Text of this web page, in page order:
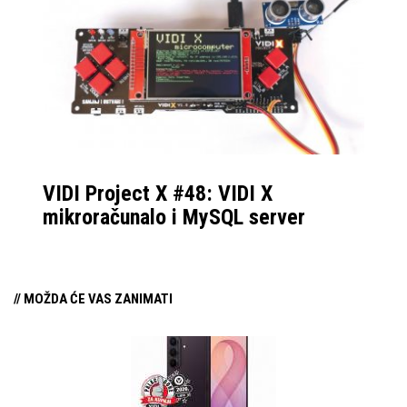
VIDI Project X #48: VIDI X
mikroračunalo i MySQL server
// MOŽDA ĆE VAS ZANIMATI